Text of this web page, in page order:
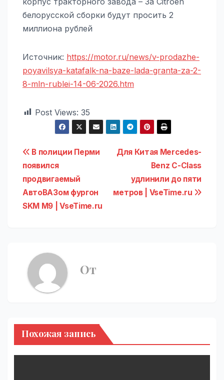
белорусской сборки будут просить 2
миллиона рублей
Источник: https://motor.ru/news/v-prodazhe-
poyavilsya-katafalk-na-baze-lada-granta-za-2-
8-mln-rublei-14-06-2026.htm
Post Views: 35
Навигация
по
записям
Для Китая Mercedes-
Benz C-Class
удлинили до пяти
метров | VseTime.ru
В полиции Перми
появился
продвигаемый
АвтоВАЗом фургон
SKM M9 | VseTime.ru
От
Похожая запись